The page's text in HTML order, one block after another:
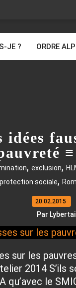
JE ? ORDRE
, exclusion,
protection sociale,
20.02.2015
Par
sur les
2014 S’ils
qu’avec le